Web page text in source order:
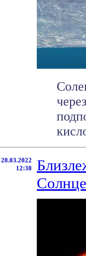
28.03.2022
12:38